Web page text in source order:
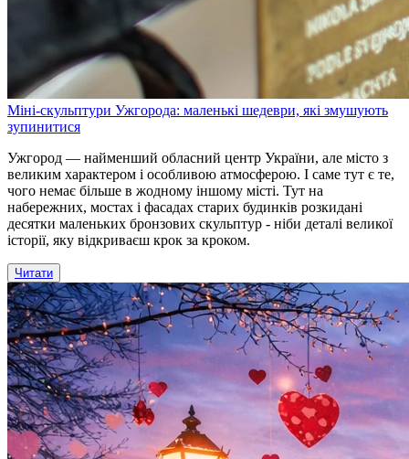
Міні-скульптури Ужгорода: маленькі шедеври, які змушують
зупинитися
Ужгород — найменший обласний центр України, але місто з
великим характером і особливою атмосферою. І саме тут є те,
чого немає більше в жодному іншому місті. Тут на
набережних, мостах і фасадах старих будинків розкидані
десятки маленьких бронзових скульптур - ніби деталі великої
історії, яку відкриваєш крок за кроком.
Читати